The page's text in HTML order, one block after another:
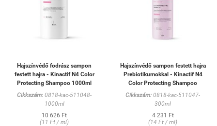
Hajszínvédő fodrász sampon
festett hajra - Kinactif N4 Color
Protecting Shampoo 1000ml
Cikkszám: 0818-kac-511048-
1000ml
10 626 Ft
(11 Ft / ml)
Hajszínvédő sampon festett hajra
Prebiotikumokkal - Kinactif N4
Color Protecting Shampoo
Cikkszám: 0818-kac-511047-
300ml
4 231 Ft
(14 Ft / ml)